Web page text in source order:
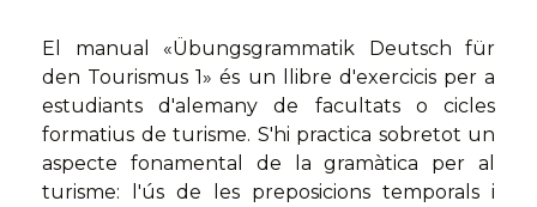
El manual «Übungsgrammatik Deutsch für
den Tourismus 1» és un llibre d'exercicis per a
estudiants d'alemany de facultats o cicles
formatius de turisme. S'hi practica sobretot un
aspecte fonamental de la gramàtica per al
turisme: l'ús de les preposicions temporals i